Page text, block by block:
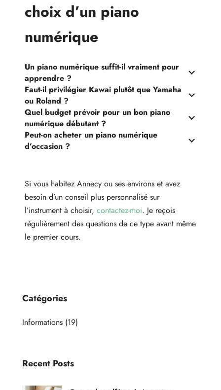
choix d’un piano
numérique
Un piano numérique suffit-il vraiment pour
apprendre ?
Faut-il privilégier Kawai plutôt que Yamaha
ou Roland ?
Quel budget prévoir pour un bon piano
numérique débutant ?
Peut-on acheter un piano numérique
d’occasion ?
Si vous habitez Annecy ou ses environs et avez
besoin d’un conseil plus personnalisé sur
l’instrument à choisir, contactez-moi. Je reçois
régulièrement des questions de ce type avant même
le premier cours.
Catégories
Informations (19)
Recent Posts